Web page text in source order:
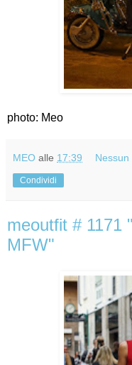
photo: Meo
MEO alle 17:39
Condividi
meoutfit # 1171
MFW"